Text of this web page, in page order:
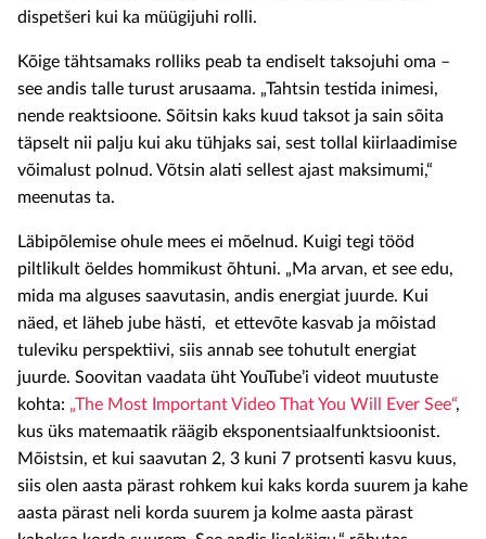
dispetšeri kui ka müügijuhi rolli.
Kõige tähtsamaks rolliks peab ta endiselt taksojuhi oma –
see andis talle turust arusaama. „Tahtsin testida inimesi,
nende reaktsioone. Sõitsin kaks kuud taksot ja sain sõita
täpselt nii palju kui aku tühjaks sai, sest tollal kiirlaadimise
võimalust polnud. Võtsin alati sellest ajast maksimumi,“
meenutas ta.
Läbipõlemise ohule mees ei mõelnud. Kuigi tegi tööd
piltlikult öeldes hommikust õhtuni. „Ma arvan, et see edu,
mida ma alguses saavutasin, andis energiat juurde. Kui
näed, et läheb jube hästi, et ettevõte kasvab ja mõistad
tuleviku perspektiivi, siis annab see tohutult energiat
juurde. Soovitan vaadata üht YouTube’i videot muutuste
kohta: „The Most Important Video That You Will Ever See“,
kus üks matemaatik räägib eksponentsiaalfunktsioonist.
Mõistsin, et kui saavutan 2, 3 kuni 7 protsenti kasvu kuus,
siis olen aasta pärast rohkem kui kaks korda suurem ja kahe
aasta pärast neli korda suurem ja kolme aasta pärast